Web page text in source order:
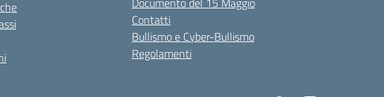
Contatti
Bullismo e Cyber-Bullismo
Regolamenti